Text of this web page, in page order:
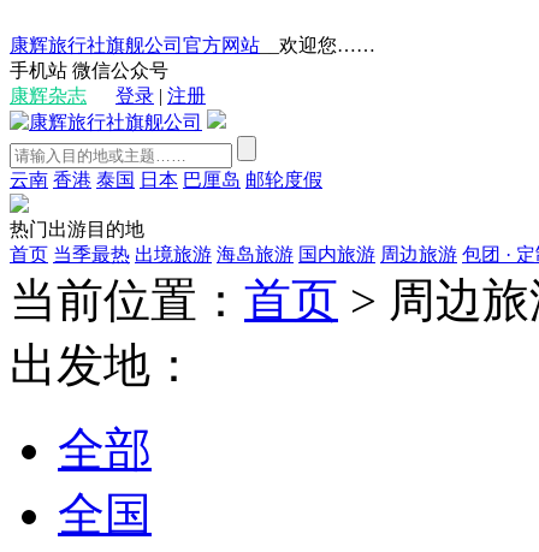
康辉旅行社旗舰公司官方网站 __欢迎您……
手机站 微信公众号
康辉杂志
登录 | 注册
云南 香港 泰国 日本 巴厘岛 邮轮度假
热门出游目的地
首页 当季最热 出境旅游 海岛旅游 国内旅游 周边旅游 包团 ·
当前位置： 首页 > 周边
出发地：
全部
全国